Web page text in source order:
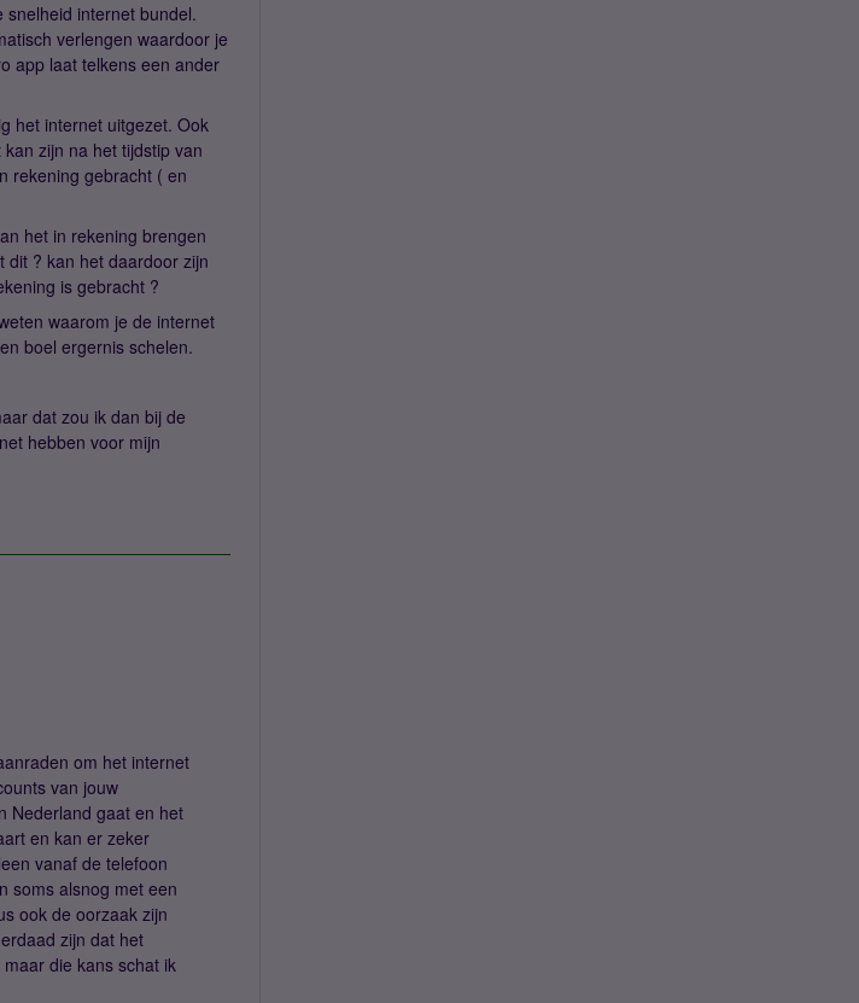
internet bundel.
verlengen waardoor je
app laat telkens een ander
het internet uitgezet. Ook
zijn na het tijdstip van
rekening gebracht ( en
het in rekening brengen
dit ? kan het daardoor zijn
is gebracht ?
waarom je de internet
boel ergernis schelen.
dat zou ik dan bij de
hebben voor mijn
om het internet
van jouw
Nederland gaat en het
en kan er zeker
vanaf de telefoon
soms alsnog met een
ook de oorzaak zijn
zijn dat het
die kans schat ik